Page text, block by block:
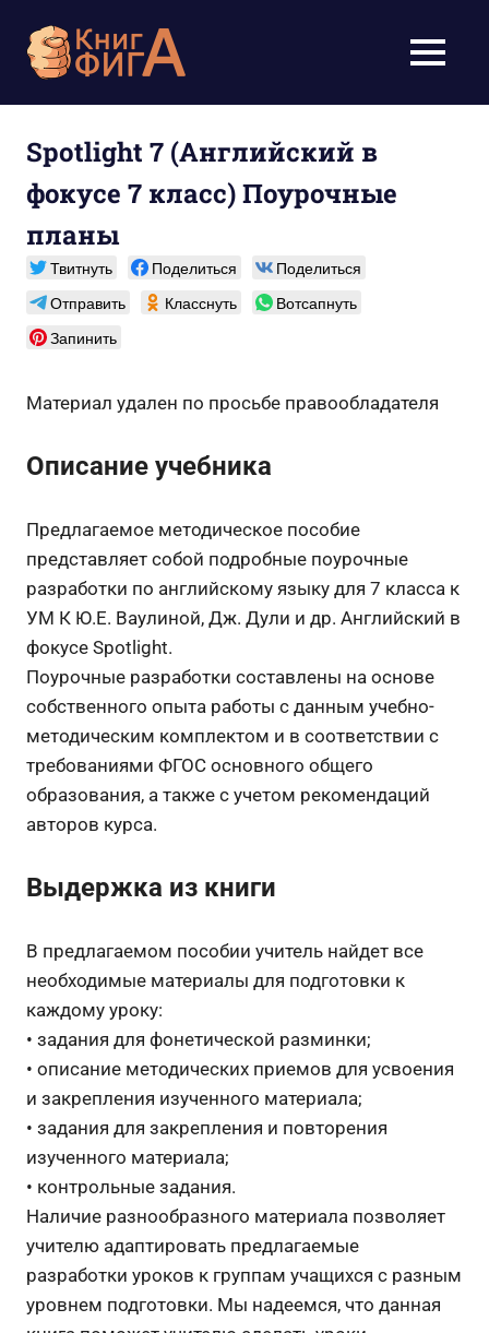
содержимому
для
школьников
1-
класс
онлайн,
pdf
МЕНЮ
Spotlight 7 (Английский в
фокусе 7 класс) Поурочные
планы
Твитнуть Поделиться
Поделиться
Отправить
Класснуть
Вотсапнуть
Запинить
Материал удален по просьбе правообладателя
Описание учебника
Предлагаемое методическое пособие
представляет собой подробные поурочные
разработки по английскому языку для 7 класса к
УМ К Ю.Е. Ваулиной, Дж. Дули и др. Английский в
фокусе Spotlight.
Поурочные разработки составлены на основе
собственного опыта работы с данным учебно-
методическим комплектом и в соответствии с
требованиями ФГОС основного общего
образования, а также с учетом рекомендаций
авторов курса.
Выдержка из книги
В предлагаемом пособии учитель найдет все
необходимые материалы для подготовки к
каждому уроку:
• задания для фонетической разминки;
• описание методических приемов для усвоения
и закрепления изученного материала;
• задания для закрепления и повторения
изученного материала;
• контрольные задания.
Наличие разнообразного материала позволяет
учителю адаптировать предлагаемые
разработки уроков к группам учащихся с разным
уровнем подготовки. Мы надеемся, что данная